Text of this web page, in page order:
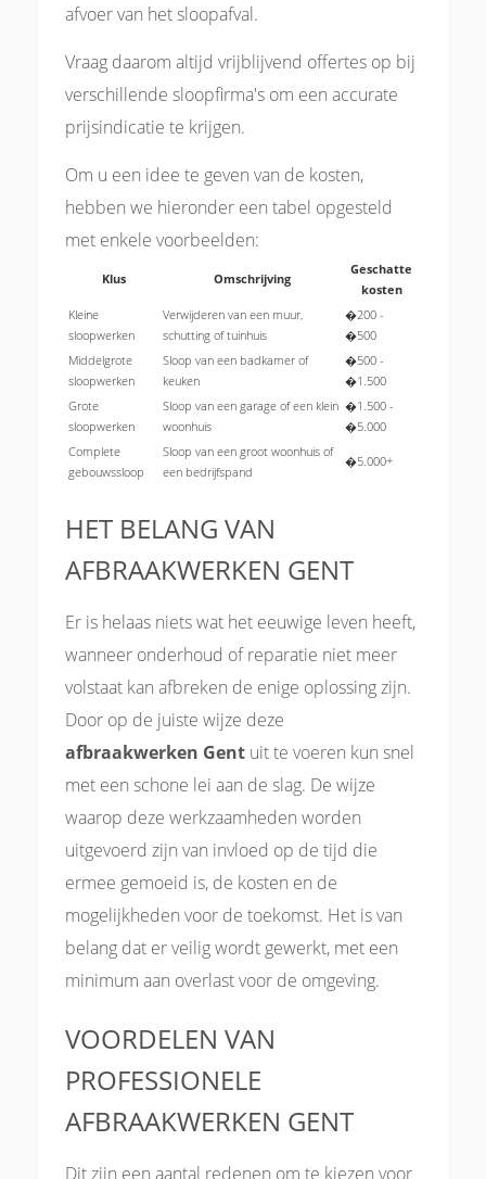
afvoer van het sloopafval.
Vraag daarom altijd vrijblijvend offertes op bij
verschillende sloopfirma's om een accurate
prijsindicatie te krijgen.
Om u een idee te geven van de kosten,
hebben we hieronder een tabel opgesteld
met enkele voorbeelden:
Klus Omschrijving
Geschatte
kosten
Kleine
sloopwerken
Verwijderen van een muur,
schutting of tuinhuis
�200 -
�500
Middelgrote
sloopwerken
Sloop van een badkamer of
keuken
�500 -
�1.500
Grote
sloopwerken
Sloop van een garage of een klein
woonhuis
�1.500 -
�5.000
Complete
gebouwssloop
Sloop van een groot woonhuis of
een bedrijfspand
�5.000+
HET BELANG VAN
AFBRAAKWERKEN GENT
Er is helaas niets wat het eeuwige leven heeft,
wanneer onderhoud of reparatie niet meer
volstaat kan afbreken de enige oplossing zijn.
Door op de juiste wijze deze
afbraakwerken Gent uit te voeren kun snel
met een schone lei aan de slag. De wijze
waarop deze werkzaamheden worden
uitgevoerd zijn van invloed op de tijd die
ermee gemoeid is, de kosten en de
mogelijkheden voor de toekomst. Het is van
belang dat er veilig wordt gewerkt, met een
minimum aan overlast voor de omgeving.
VOORDELEN VAN
PROFESSIONELE
AFBRAAKWERKEN GENT
Dit zijn een aantal redenen om te kiezen voor